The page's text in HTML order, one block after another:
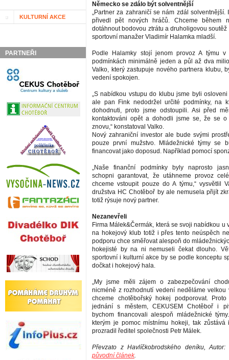
KULTURNÍ AKCE
PARTNEŘI
Německo se zdálo být solventnější
„Partner za zahraničí se nám zdál solventnější.
přivedl pět nových hráčů. Chceme během
dotáhnout bodovou ztrátu a druholigovou soutěž
sportovní manažer Vladimír Halamka mladší.
Podle Halamky stojí jenom provoz A týmu v
podmínkách minimálně jeden a půl až dva
Valko, který zastupuje nového partnera klubu,
vedení spokojen.
„S nabídkou vstupu do klubu jsme byli
ale pan Fink nedodržel určité podmínky, na
dohodnuti, proto jsme odstoupili. Asi před
kontaktováni opět a dohodli jsme se, že se o
znovu,“ konstatoval Valko.
Nový zahraniční investor ale bude svými
pouze první mužstvo. Mládežnické týmy se
financovat jako doposud. Například pomocí
„Naše finanční podmínky byly naprosto
schopni garantovat, že utáhneme provoz
chceme vstoupit pouze do A týmu,“ vysvětlil
družstva HC Chotěboř by ale nemusela přijít
totiž rýsuje nový partner.
Nezanevřeli
Firma Málek&Čermák, která se svoji nabídkou u
na hokejový klub totiž i přes tento neúspěch
podporu chce směřovat alespoň do
hokejisté by na ni nemuseli čekat dlouho.
sportovní i kulturní akce by se podle konceptu
dočkat i hokejový hala.
„My jsme měli zájem o zabezpečování
nicméně z rozhodnutí vedení neděláme velkou
chceme chotěbořský hokej podporovat.
jednání s městem, CEKUSEM Chotěboř i
bychom financovali alespoň mládežnické
kterým je pomoc místnímu hokeji, tak zůstává
prozradil ředitel společnosti Petr Málek.
Převzato z Havlíčkobrodského deníku, Autor:
původní článek.